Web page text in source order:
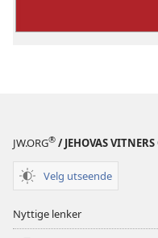
JW.ORG® / JEHOVAS
Velg utseende
Nyttige lenker